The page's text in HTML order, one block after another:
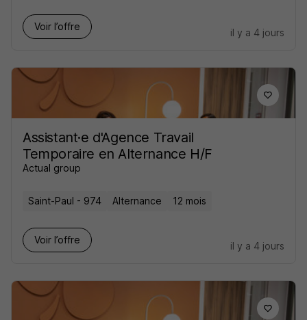
Voir l’offre
il y a 4 jours
Assistant·e d'Agence Travail
Temporaire en Alternance H/F
Actual group
Saint-Paul - 974 Alternance 12 mois
Voir l’offre
il y a 4 jours